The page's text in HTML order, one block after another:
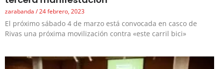
zarabanda 24 febrero, 2023
El próximo sábado 4 de marzo está convocada en casco de
Rivas una próxima movilización contra «este carril bici»